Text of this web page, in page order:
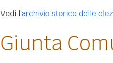
Vedi l'archivio storico delle
Giunta